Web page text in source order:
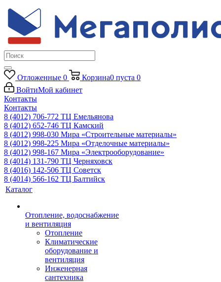
Отложенные 0 Корзина0 пуста 0
ВойтиМой кабинет
Контакты
Контакты
8 (4012) 706-772 ТЦ Емельянова
8 (4012) 652-746 ТЦ Камский
8 (4012) 998-030 Мира «Строительные материалы»
8 (4012) 998-225 Мира «Отделочные материалы»
8 (4012) 998-167 Мира «Электрооборудование»
8 (4014) 131-790 ТЦ Черняховск
8 (4016) 142-506 ТЦ Советск
8 (4014) 566-162 ТЦ Балтийск
Каталог
Отопление, водоснабжение
и вентиляция
Отопление
Климатические
оборудование и
вентиляция
Инженерная
сантехника